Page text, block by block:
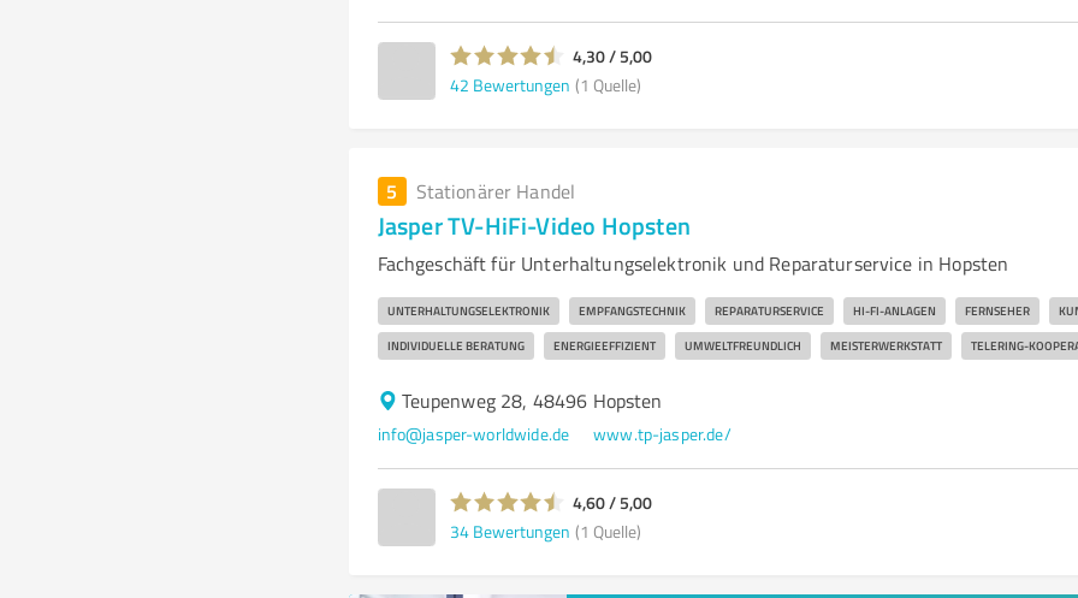
4,30 / 5,00
42 Bewertungen (1 Quelle)
5 Stationärer Handel
Jasper TV-HiFi-Video Hopsten
Fachgeschäft für Unterhaltungselektronik und Reparaturservice in Hopsten
UNTERHALTUNGSELEKTRONIK EMPFANGSTECHNIK REPARATURSERVICE HI-FI-ANLAGEN FERNSEHER
INDIVIDUELLE BERATUNG ENERGIEEFFIZIENT UMWELTFREUNDLICH MEISTERWERKSTATT TELERING-
Teupenweg 28, 48496 Hopsten
info@jasper-worldwide.de www.tp-jasper.de/
4,60 / 5,00
34 Bewertungen (1 Quelle)